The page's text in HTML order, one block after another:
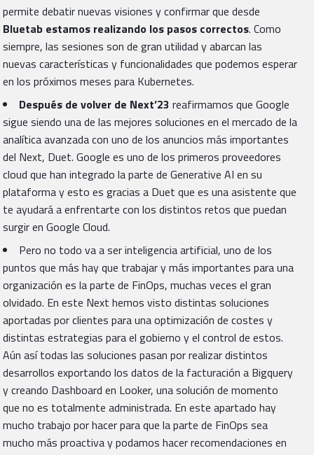
permite debatir nuevas visiones y confirmar que desde
Bluetab estamos realizando los pasos correctos. Como
siempre, las sesiones son de gran utilidad y abarcan las
nuevas características y funcionalidades que podemos esperar
en los próximos meses para Kubernetes.
Después de volver de Next’23 reafirmamos que Google
sigue siendo una de las mejores soluciones en el mercado de la
analítica avanzada con uno de los anuncios más importantes
del Next, Duet. Google es uno de los primeros proveedores
cloud que han integrado la parte de Generative AI en su
plataforma y esto es gracias a Duet que es una asistente que
te ayudará a enfrentarte con los distintos retos que puedan
surgir en Google Cloud.
Pero no todo va a ser inteligencia artificial, uno de los
puntos que más hay que trabajar y más importantes para una
organización es la parte de FinOps, muchas veces el gran
olvidado. En este Next hemos visto distintas soluciones
aportadas por clientes para una optimización de costes y
distintas estrategias para el gobierno y el control de estos.
Aún así todas las soluciones pasan por realizar distintos
desarrollos exportando los datos de la facturación a Bigquery
y creando Dashboard en Looker, una solución de momento
que no es totalmente administrada. En este apartado hay
mucho trabajo por hacer para que la parte de FinOps sea
mucho más proactiva y podamos hacer recomendaciones en